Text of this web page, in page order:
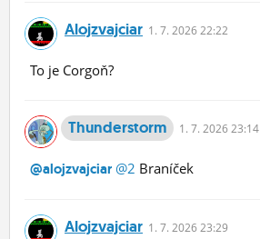
Alojzvajciar 1. 7. 2026 22:22
To je Corgoň?
Thunderstorm 1. 7. 2026 23:14
@alojzvajciar @2 Braníček
Alojzvajciar 1. 7. 2026 23:29